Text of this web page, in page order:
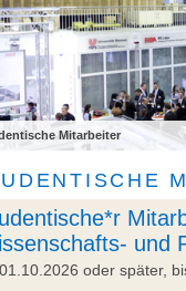
Mitarbeiter
und
oder später,